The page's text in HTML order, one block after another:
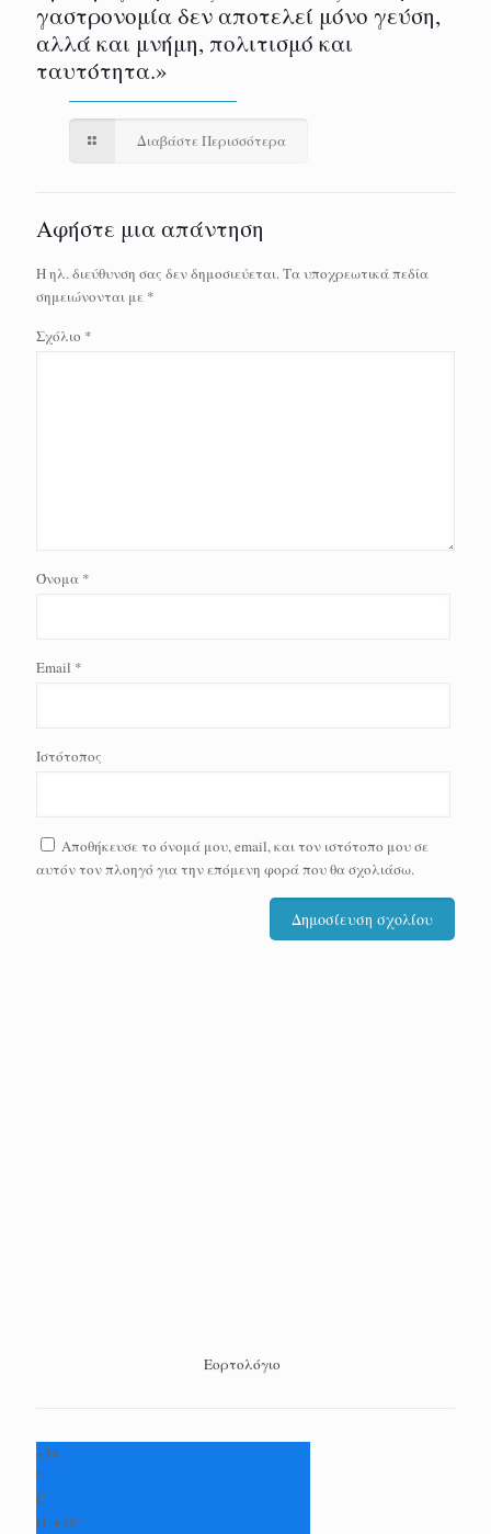
γαστρονομία δεν αποτελεί μόνο γεύση,
αλλά και μνήμη, πολιτισμό και
ταυτότητα.»
Διαβάστε Περισσότερα
Αφήστε μια απάντηση
Η ηλ. διεύθυνση σας δεν δημοσιεύεται.Τα υποχρεωτικά πεδία
σημειώνονται με *
Σχόλιο *
Όνομα *
Email *
Ιστότοπος
Αποθήκευσε το όνομά μου, email, και τον ιστότοπο μου σε
αυτόν τον πλοηγό για την επόμενη φορά που θα σχολιάσω.
Εορτολόγιο
+34
°
C
H: +39°